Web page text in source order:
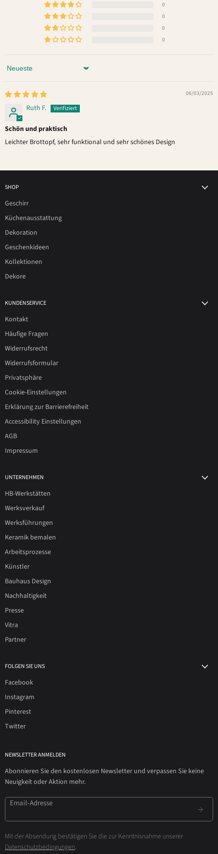
0
0
0
0
Sort by
06/03/2025
Ruth F.
Schön und praktisch
Leichter Brottopf, sehr funktional und sehr schönes Design
SHOP
Geschirr
Küchenausstattung
Dekoration
Geschenkideen
Kollektionen
Dekore
KUNDENSERVICE
Kontakt
Häufige Fragen
Widerrufsrecht
Widerrufsformular
Privatsphäre
Cookie-Einstellungen
Erklärung zur Barrierefreiheit
Accessibility Einstellungen
AGB
Impressum
UNTERNEHMEN
HB-Werkstätten
Werksverkauf
Werksführungen
Keramik bemalen
Arbeitsprozesse
Künstler
Bauhaus Design
Nachhaltigkeit
Presse
Vitra
Partner
FOLGEN SIE UNS
Facebook
Instagram
Pinterest
Twitter
NEWSLETTER ANMELDEN
Abonnieren Sie den kostenlosen Newsletter und verpassen Sie keine
Neuigkeit oder Aktion mehr.
Email-Adresse
Mit der Absendung bestätigen Sie die zur Kenntnisnahme unserer
Datenschutzbedingungen.